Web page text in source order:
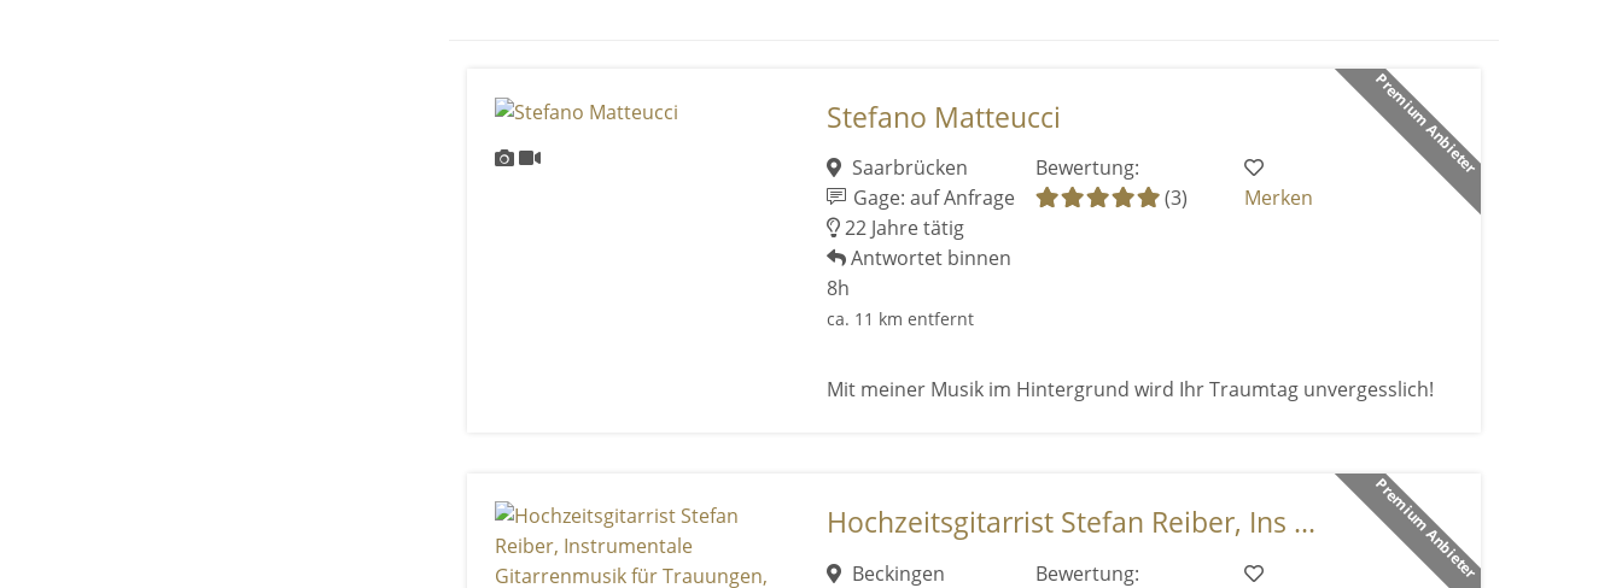
Premium Anbieter
Stefano Matteucci
Saarbrücken
Gage: auf Anfrage
22 Jahre tätig
Antwortet binnen
8h
ca. 11 km entfernt
Bewertung:
(3)
Merken
Mit meiner Musik im Hintergrund wird Ihr Traumtag unvergesslich!
Premium Anbieter
Hochzeitsgitarrist Stefan Reiber, Ins ...
Beckingen
Bewertung: